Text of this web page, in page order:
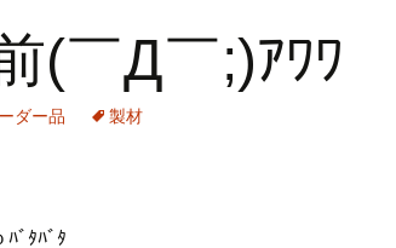
法
工事）
(￣Д￣;)ｱﾜﾜ
ダー品 製材
ﾞﾀﾊﾞﾀ